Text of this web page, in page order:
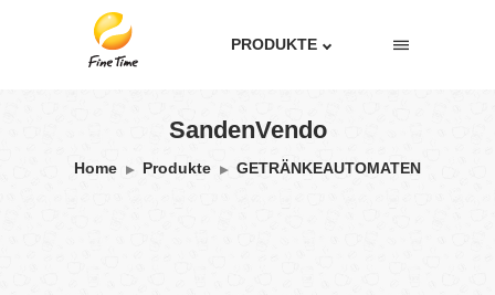
PRODUKTE
SandenVendo
Home Produkte GETRÄNKEAUTOMATEN